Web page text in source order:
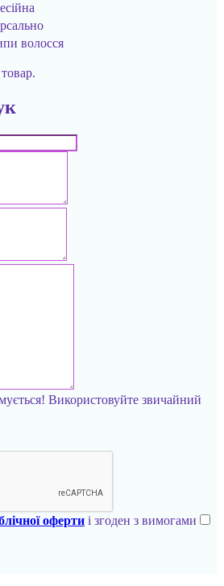
волосся
Використовуйте звичайний
оферти і згоден з вимогами